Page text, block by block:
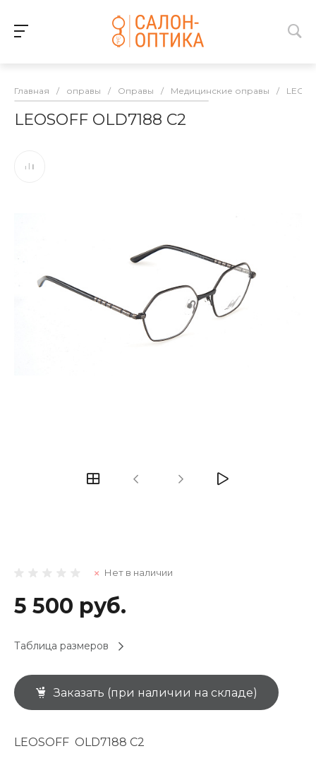
Главная / оправы / Оправы / Медицинские оправы /
LEOSOFF OLD7188 C2
Нет в наличии
5 500 руб.
Таблица размеров
Заказать (при наличии на складе)
LEOSOFF OLD7188 C2